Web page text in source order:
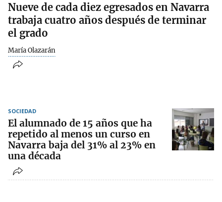
Nueve de cada diez egresados en Navarra
trabaja cuatro años después de terminar
el grado
María Olazarán
SOCIEDAD
El alumnado de 15 años que ha
repetido al menos un curso en
Navarra baja del 31% al 23% en
una década